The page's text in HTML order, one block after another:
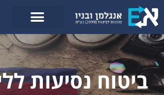
לתוכן
ביטוח נסיעות